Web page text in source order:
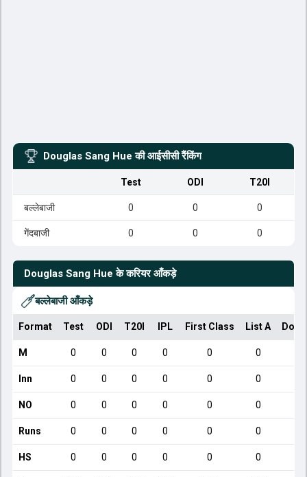
Douglas Sang Hue की आईसीसी रैंकिंग
Test ODI T20I
बल्लेबाजी 0 0 0
गेंदबाजी 0 0 0
Douglas Sang Hue के करियर आँकड़े
बल्लेबाजी आँकड़े
Format Test ODI T20I IPL First Class List A
M 0 0 0 0 0 0
Inn 0 0 0 0 0 0
NO 0 0 0 0 0 0
Runs 0 0 0 0 0 0
HS 0 0 0 0 0 0